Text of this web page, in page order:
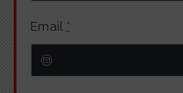
Email *